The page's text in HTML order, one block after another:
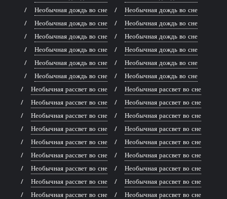
Необычная дождь во сне
Необычная дождь во сне
Необычная дождь во сне
Необычная дождь во сне
Необычная дождь во сне
Необычная дождь во сне
Необычная дождь во сне
Необычная дождь во сне
Необычная дождь во сне
Необычная дождь во сне
Необычная дождь во сне
Необычная дождь во сне
Необычная рассвет во сне
Необычная рассвет во сне
Необычная рассвет во сне
Необычная рассвет во сне
Необычная рассвет во сне
Необычная рассвет во сне
Необычная рассвет во сне
Необычная рассвет во сне
Необычная рассвет во сне
Необычная рассвет во сне
Необычная рассвет во сне
Необычная рассвет во сне
Необычная рассвет во сне
Необычная рассвет во сне
Необычная рассвет во сне
Необычная рассвет во сне
Необычная рассвет во сне
Необычная рассвет во сне